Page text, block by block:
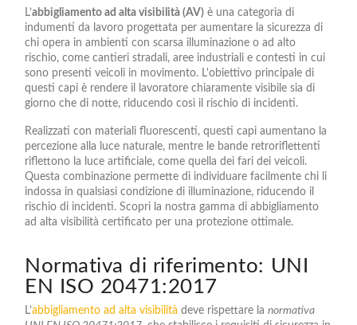
L’abbigliamento ad alta visibilità (AV) è una categoria di
indumenti da lavoro progettata per aumentare la sicurezza di
chi opera in ambienti con scarsa illuminazione o ad alto
rischio, come cantieri stradali, aree industriali e contesti in cui
sono presenti veicoli in movimento. L'obiettivo principale di
questi capi è rendere il lavoratore chiaramente visibile sia di
giorno che di notte, riducendo così il rischio di incidenti.
Realizzati con materiali fluorescenti, questi capi aumentano la
percezione alla luce naturale, mentre le bande retroriflettenti
riflettono la luce artificiale, come quella dei fari dei veicoli.
Questa combinazione permette di individuare facilmente chi li
indossa in qualsiasi condizione di illuminazione, riducendo il
rischio di incidenti. Scopri la nostra gamma di abbigliamento
ad alta visibilità certificato per una protezione ottimale.
Normativa di riferimento: UNI
EN ISO 20471:2017
L’abbigliamento ad alta visibilità deve rispettare la normativa